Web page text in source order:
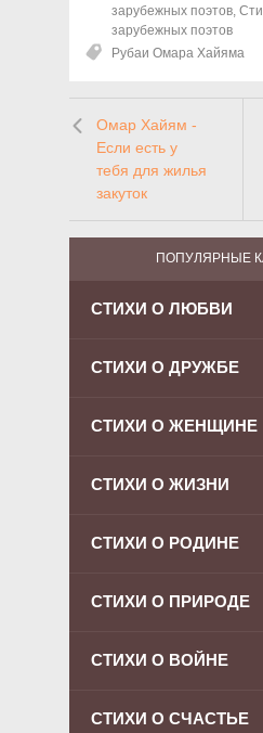
зарубежных поэтов,
зарубежных поэтов
Рубаи Омара Хайяма
Омар Хайям -
Если есть у
тебя для жилья
закуток
ПОПУЛЯРНЫЕ
СТИХИ О ЛЮБВИ
СТИХИ О ДРУЖБЕ
СТИХИ О ЖЕНЩИНЕ
СТИХИ О ЖИЗНИ
СТИХИ О РОДИНЕ
СТИХИ О ПРИРОДЕ
СТИХИ О ВОЙНЕ
СТИХИ О СЧАСТЬЕ